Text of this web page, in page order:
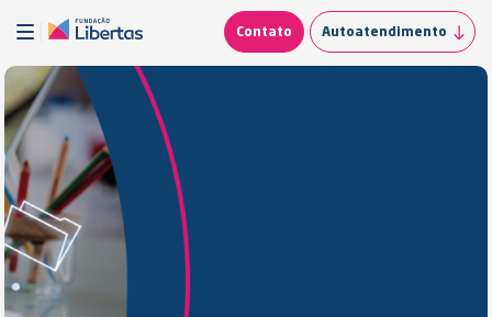
Contato Autoatendimento